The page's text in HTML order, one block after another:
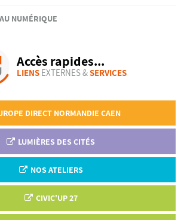
NUMÉRIQUE
Accès rapides...
LIENSEXTERNES &SERVICES
DIRECT NORMANDIE CAEN
LUMIÈRES DES CITÉS
NOS ATELIERS
CIVIC'UP 27